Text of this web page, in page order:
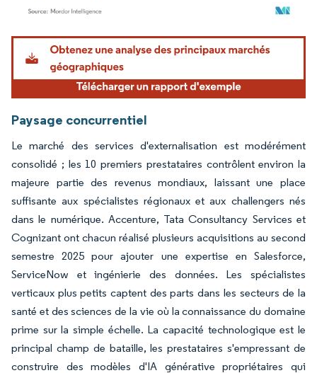
Image © Mordor Intelligence. La réutilisation nécessite une attribution sous CC BY
Paysage concurrentiel
Le marché des services d'externalisation est modérément
consolidé ; les 10 premiers prestataires contrôlent environ la
majeure partie des revenus mondiaux, laissant une place
suffisante aux spécialistes régionaux et aux challengers nés
dans le numérique. Accenture, Tata Consultancy Services et
Cognizant ont chacun réalisé plusieurs acquisitions au second
semestre 2025 pour ajouter une expertise en Salesforce,
ServiceNow et ingénierie des données. Les spécialistes
verticaux plus petits captent des parts dans les secteurs de la
santé et des sciences de la vie où la connaissance du domaine
prime sur la simple échelle. La capacité technologique est le
principal champ de bataille, les prestataires s'empressant de
construire des modèles d'IA générative propriétaires qui